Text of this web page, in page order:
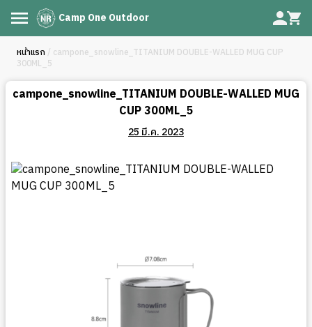
Camp One Outdoor
หน้าแรก / campone_snowline_TITANIUM DOUBLE-WALLED MUG CUP
300ML_5
campone_snowline_TITANIUM DOUBLE-WALLED MUG
CUP 300ML_5
25 มี.ค. 2023